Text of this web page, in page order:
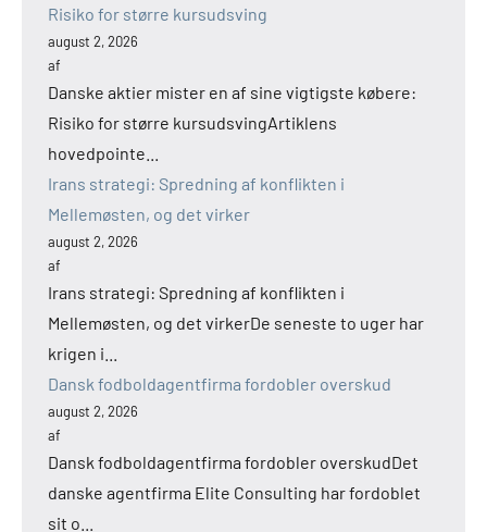
Risiko for større kursudsving
august 2, 2026
af
Danske aktier mister en af sine vigtigste købere:
Risiko for større kursudsvingArtiklens
hovedpointe...
Irans strategi: Spredning af konflikten i
Mellemøsten, og det virker
august 2, 2026
af
Irans strategi: Spredning af konflikten i
Mellemøsten, og det virkerDe seneste to uger har
krigen i...
Dansk fodboldagentfirma fordobler overskud
august 2, 2026
af
Dansk fodboldagentfirma fordobler overskudDet
danske agentfirma Elite Consulting har fordoblet
sit o...